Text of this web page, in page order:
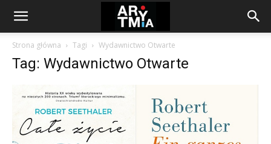
arytmia.eu
Strona główna Tagi Wydawnictwo Otwarte
Tag: Wydawnictwo Otwarte